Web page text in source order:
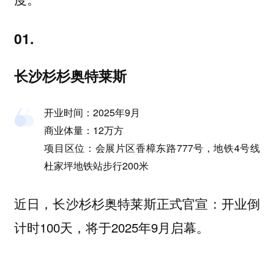
01.
长沙杉杉奥特莱斯
开业时间：2025年9月
商业体量：12万方
项目区位：会展片区香樟东路777号，地铁4号线
杜家坪地铁站步行200米
近日，长沙杉杉奥特莱斯正式官宣：开业倒
计时100天，将于2025年9月启幕。